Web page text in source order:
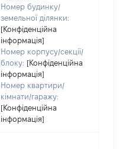
Номер будинку/
земельної ділянки:
[Конфіденційна
інформація]
Номер корпусу/секції/
блоку: [Конфіденційна
інформація]
Номер квартири/
кімнати/гаражу:
[Конфіденційна
інформація]